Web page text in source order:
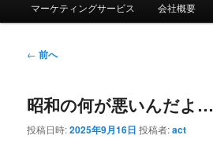
メ
マーケティングサービス 会社概要
投
ビ
ゲ
ー
← 前へ
昭和の何が悪いんだよ…
投稿日時:2025年9月16日 投稿者:act